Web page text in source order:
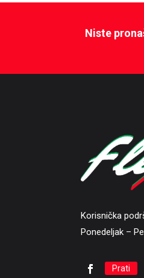
Niste
Korisnička
Ponedeljak –
Prati